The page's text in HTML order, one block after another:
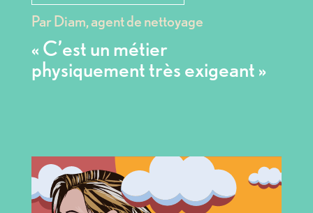
Par Diam, agent de nettoyage
« C’est un métier
physiquement très exigeant »